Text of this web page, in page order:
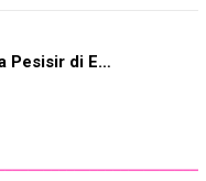
Pesisir di E…